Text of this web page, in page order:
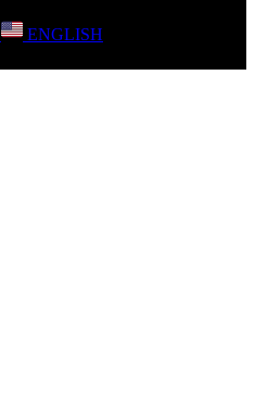
ENGLISH